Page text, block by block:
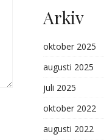
Arkiv
oktober 2025
augusti 2025
juli 2025
oktober 2022
augusti 2022